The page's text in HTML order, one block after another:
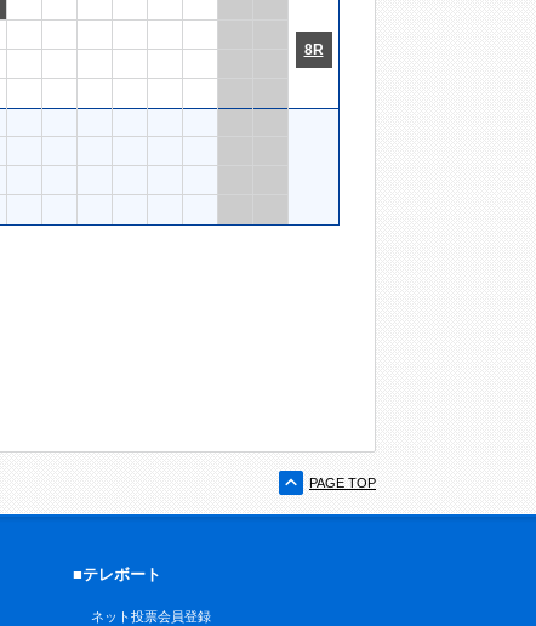
8R
PAGE TOP
■テレボート
ネット投票会員登録